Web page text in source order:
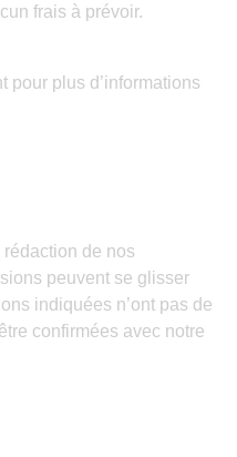
frais à prévoir.
pour plus d’informations
de nos
peuvent se glisser
indiquées n’ont pas de
confirmées avec notre